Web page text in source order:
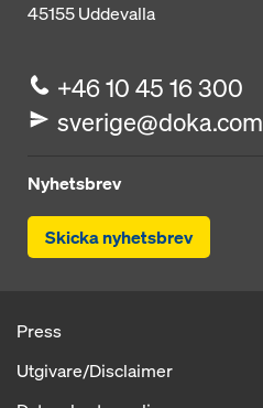
45155Uddevalla
+46 10 45 16 300
sverige@doka.com
Nyhetsbrev
Skicka nyhetsbrev
Press
Utgivare/Disclaimer